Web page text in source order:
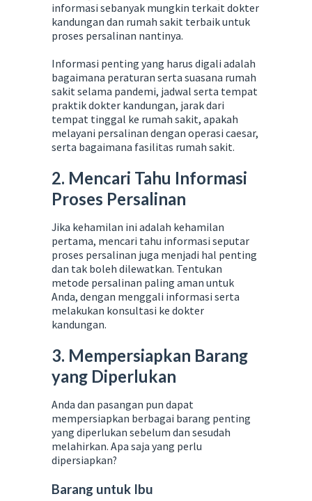
informasi sebanyak mungkin terkait dokter
kandungan dan rumah sakit terbaik untuk
proses persalinan nantinya.
Informasi penting yang harus digali adalah
bagaimana peraturan serta suasana rumah
sakit selama pandemi, jadwal serta tempat
praktik dokter kandungan, jarak dari
tempat tinggal ke rumah sakit, apakah
melayani persalinan dengan operasi caesar,
serta bagaimana fasilitas rumah sakit.
2. Mencari Tahu Informasi
Proses Persalinan
Jika kehamilan ini adalah kehamilan
pertama, mencari tahu informasi seputar
proses persalinan juga menjadi hal penting
dan tak boleh dilewatkan. Tentukan
metode persalinan paling aman untuk
Anda, dengan menggali informasi serta
melakukan konsultasi ke dokter
kandungan.
3. Mempersiapkan Barang
yang Diperlukan
Anda dan pasangan pun dapat
mempersiapkan berbagai barang penting
yang diperlukan sebelum dan sesudah
melahirkan. Apa saja yang perlu
dipersiapkan?
Barang untuk Ibu